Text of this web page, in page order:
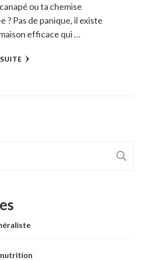
ou ta chemise
? Pas de panique, il existe
efficace qui …